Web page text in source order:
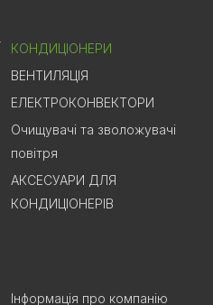
КОНДИЦІОНЕРИ
ВЕНТИЛЯЦІЯ
ЕЛЕКТРОКОНВЕКТОРИ
Очищувачі та зволожувачі
повітря
АКСЕСУАРИ ДЛЯ
КОНДИЦІОНЕРІВ
Інформація про компанію